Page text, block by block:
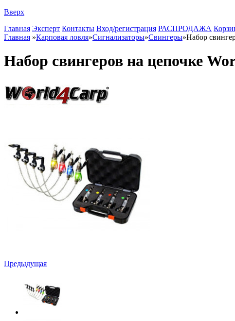
Вверх
Главная Эксперт Контакты Вход/регистрация РАСПРОДАЖА
Главная »Карповая ловля»Сигнализаторы»Свингеры»Набор
Набор свингеров на цепочке
Предыдущая